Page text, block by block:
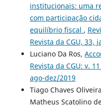
institucionais: uma
com participação
equilíbrio fiscal ,
Revista da CGU, 33,
Luciano Da Ros,
Revista da CGU: v.
ago-dez/2019
Tiago Chaves
Matheus Scatolino